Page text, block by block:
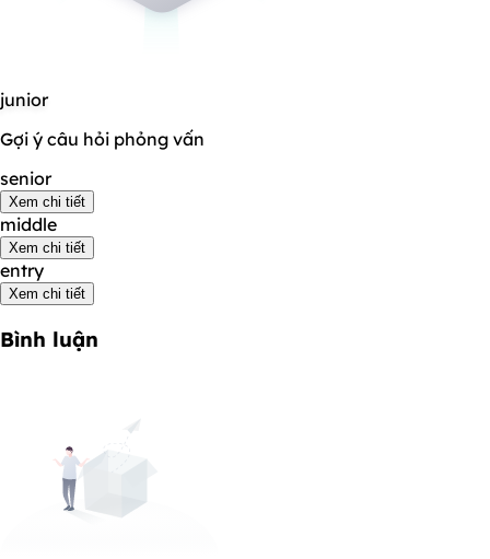
junior
Gợi ý câu hỏi phỏng vấn
senior
Xem chi tiết
middle
Xem chi tiết
entry
Xem chi tiết
Bình luận